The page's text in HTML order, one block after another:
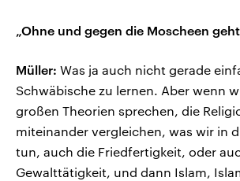
„Ohne und gegen die Moscheen
Müller: Was ja auch nicht gerade
Schwäbische zu lernen. Aber wenn
großen Theorien sprechen, die
miteinander vergleichen, was wir in
tun, auch die Friedfertigkeit, oder
Gewalttätigkeit, und dann Islam,